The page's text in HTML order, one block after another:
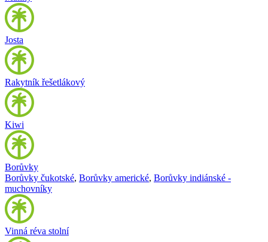
Josta
Rakytník řešetlákový
Kiwi
Borůvky
Borůvky čukotské, Borůvky americké, Borůvky indiánské -
muchovníky
Vinná réva stolní